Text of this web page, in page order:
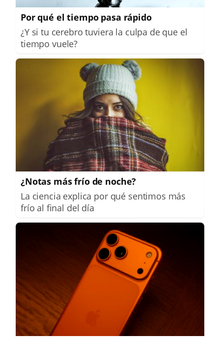
Por qué el tiempo pasa rápido
¿Y si tu cerebro tuviera la culpa de que el
tiempo vuele?
¿Notas más frío de noche?
La ciencia explica por qué sentimos más
frío al final del día